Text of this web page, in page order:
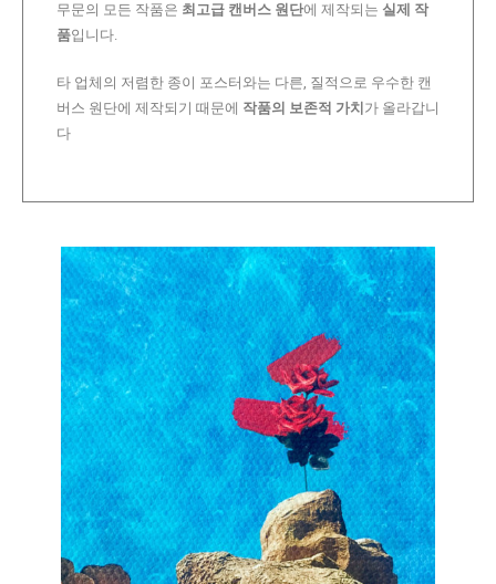
무문의 모든 작품은 최고급 캔버스 원단에 제작되는 실제 작
품입니다.
타 업체의 저렴한 종이 포스터와는 다른, 질적으로 우수한 캔
버스 원단에 제작되기 때문에 작품의 보존적 가치 가 올라갑니
다